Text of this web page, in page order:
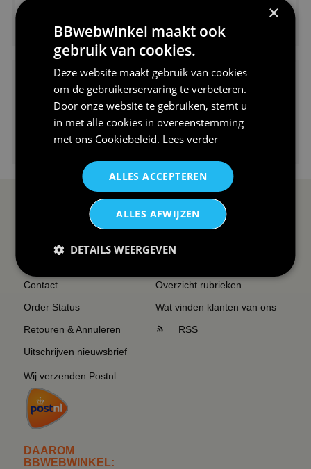
V-hals shirt rood wit blauw st...
€24,95
SERVICE EN INFO
Contact
Order Status
Retouren & Annuleren
Uitschrijven nieuwsbrief
Wij verzenden Postnl
DAAROM
BBWEBWINKEL:
OVERZICHT
Overzicht rubrieken
Wat vinden klanten van ons
RSS
×
BBwebwinkel maakt ook
gebruik van cookies.
Deze website maakt gebruik van cookies
om de gebruikerservaring te verbeteren.
Door onze website te gebruiken, stemt u
in met alle cookies in overeenstemming
met ons Cookiebeleid. Lees verder
ALLES ACCEPTEREN
ALLES AFWIJZEN
DETAILS WEERGEVEN